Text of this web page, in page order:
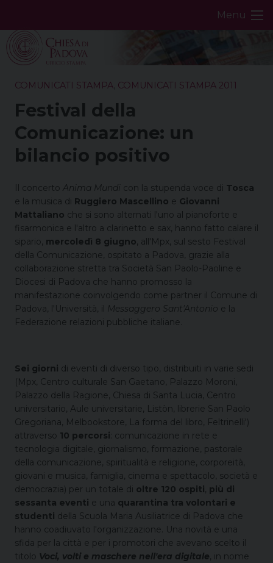
content
Menu
COMUNICATI STAMPA COMUNICATI STAMPA 2011
Festival della
Comunicazione: un
bilancio positivo
Il concerto Anima Mundi con la stupenda voce di Tosca
e la musica di Ruggiero Mascellino e Giovanni
Mattaliano che si sono alternati l'uno al pianoforte e
fisarmonica e l'altro a clarinetto e sax, hanno fatto calare il
sipario, mercoledì 8 giugno, all'Mpx, sul sesto Festival
della Comunicazione, ospitato a Padova, grazie alla
collaborazione stretta tra Società San Paolo-Paoline e
Diocesi di Padova che hanno promosso la
manifestazione coinvolgendo come partner il Comune di
Padova, l'Università, il Messaggero Sant'Antonio e la
Federazione relazioni pubbliche italiane.
Sei giorni di eventi di diverso tipo, distribuiti in varie sedi
(Mpx, Centro culturale San Gaetano, Palazzo Moroni,
Palazzo della Ragione, Chiesa di Santa Lucia, Centro
universitario, Aule universitarie, Listòn, librerie San Paolo
Gregoriana, Melbookstore, La forma del libro, Feltrinelli')
attraverso 10 percorsi : comunicazione in rete e
tecnologia digitale, giornalismo, formazione, pastorale
della comunicazione, spiritualità e religione, corporeità,
giovani e musica, famiglia, cinema e spettacolo, società e
democrazia) per un totale di oltre 120 ospiti, più di
sessanta eventi e una quarantina tra volontari e
studenti della Scuola Maria Ausiliatrice di Padova che
hanno coadiuvato l'organizzazione. Una novità e una
sfida per la città e per i promotori che avevano scelto il
titolo Voci, volti e maschere nell'era digitale, in nome